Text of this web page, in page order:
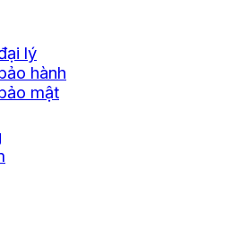
lý
hành
mật